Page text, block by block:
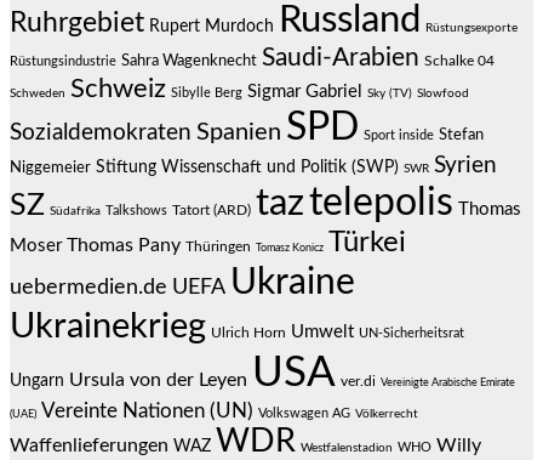
Ruhrgebiet Rupert Murdoch Russland Rüstungsexporte
Rüstungsindustrie Sahra Wagenknecht Saudi-Arabien Schalke 04
Schweden Schweiz Sibylle Berg Sigmar Gabriel Sky (TV) Slowfood
Sozialdemokraten Spanien SPD Sport inside Stefan
Niggemeier Stiftung Wissenschaft und Politik (SWP) SWR Syrien
SZ Südafrika Talkshows Tatort (ARD) taztelepolis
Thomas
Moser Thomas Pany Thüringen Tomasz Konicz Türkei
uebermedien.de UEFA Ukraine
Ukrainekrieg Ulrich Horn Umwelt UN-Sicherheitsrat
Ungarn Ursula von der Leyen USA ver.di Vereinigte Arabische Emirate
(UAE) Vereinte Nationen (UN) Volkswagen AG Völkerrecht
Waffenlieferungen WAZ WDR Westfalenstadion WHO Willy